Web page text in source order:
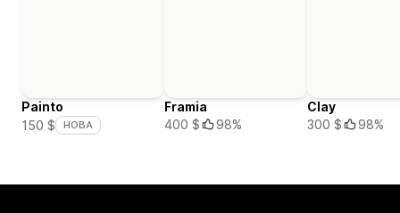
Painto
150 $
НОВА
Framia
400 $
98%
Clay
300 $
98%